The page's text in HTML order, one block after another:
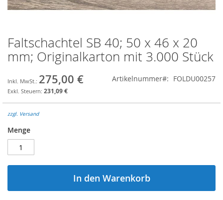
Zum
Anfang
der
springen
Faltschachtel SB 40; 50 x 46 x 20
mm; Originalkarton mit 3.000 Stück
275,00 €
231,09 €
Artikelnummer FOLDU00257
zzgl. Versand
Menge
In den Warenkorb